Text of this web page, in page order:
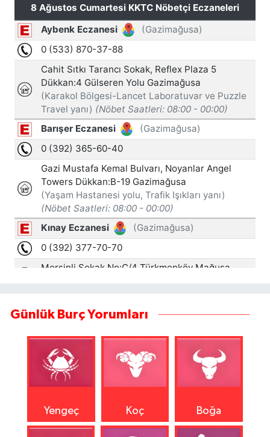
Günlük Burç Yorumları
Yengeç Koç Boğa